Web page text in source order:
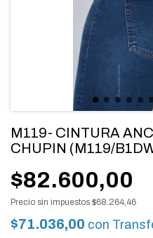
M119- CINTURA
CHUPIN (M119/
$82.600,00
Precio sin impuestos $68.264,46
$71.036,00 con